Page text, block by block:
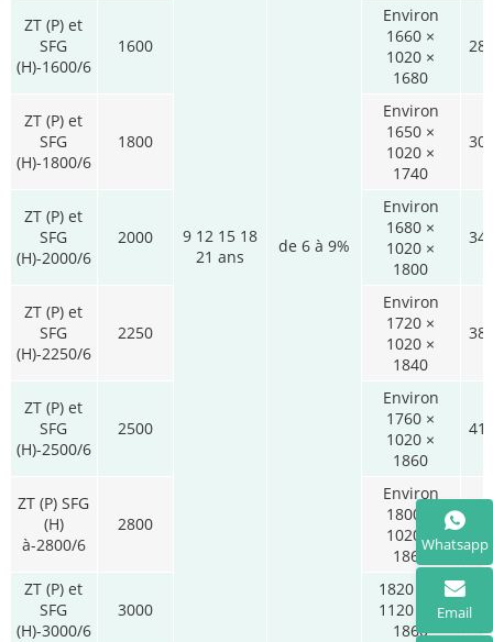
9 12 15 18
21 ans
de 6 à 9%
ZT (P) et
SFG
(H)-1600/6
1600
Environ
1660 ×
1020 ×
1680
ZT (P) et
SFG
(H)-1800/6
1800
Environ
1650 ×
1020 ×
1740
ZT (P) et
SFG
(H)-2000/6
2000
Environ
1680 ×
1020 ×
1800
ZT (P) et
SFG
(H)-2250/6
2250
Environ
1720 ×
1020 ×
1840
ZT (P) et
SFG
(H)-2500/6
2500
Environ
1760 ×
1020 ×
1860
ZT (P) SFG
(H)
à-2800/6
2800
Environ
1800 ×
1020 ×
1860
ZT (P) et
SFG
(H)-3000/6
3000
1820 par
1120 par
1860
Whatsapp
Email